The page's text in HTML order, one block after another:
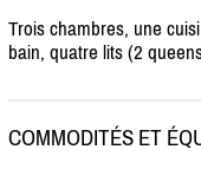
Trois chambres, une
bain, quatre lits (2
COMMODITÉS ET